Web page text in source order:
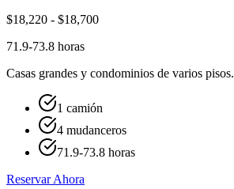
$18,220 - $18,700
71.9-73.8 horas
Casas grandes y condominios de varios pisos.
1 camión
4 mudanceros
71.9-73.8 horas
Reservar Ahora